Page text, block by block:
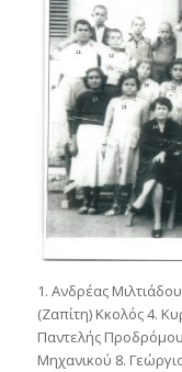
1. Ανδρέας
(Ζαπίτη) Κκολός 4.
Παντελής
Μηχανικού 8.